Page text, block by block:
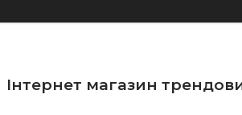
Інтернет магазин